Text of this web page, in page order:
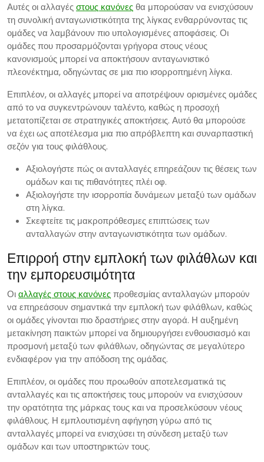
Αυτές οι αλλαγέςστους κανόνεςθα μπορούσαν να ενισχύσουν
τη συνολική ανταγωνιστικότητα της λίγκας ενθαρρύνοντας τις
ομάδες να λαμβάνουν πιο υπολογισμένες αποφάσεις. Οι
ομάδες που προσαρμόζονται γρήγορα στους νέους
κανονισμούς μπορεί να αποκτήσουν ανταγωνιστικό
πλεονέκτημα, οδηγώντας σε μια πιο ισορροπημένη λίγκα.
Επιπλέον, οι αλλαγές μπορεί να αποτρέψουν ορισμένες ομάδες
από το να συγκεντρώνουν ταλέντο, καθώς η προσοχή
μετατοπίζεται σε στρατηγικές αποκτήσεις. Αυτό θα μπορούσε
να έχει ως αποτέλεσμα μια πιο απρόβλεπτη και συναρπαστική
σεζόν για τους φιλάθλους.
Αξιολογήστε πώς οι ανταλλαγές επηρεάζουν τις θέσεις των
ομάδων και τις πιθανότητες πλέι οφ.
Αξιολογήστε την ισορροπία δυνάμεων μεταξύ των ομάδων
στη λίγκα.
Σκεφτείτε τις μακροπρόθεσμες επιπτώσεις των
ανταλλαγών στην ανταγωνιστικότητα των ομάδων.
Επιρροή στην εμπλοκή των φιλάθλων και
την εμπορευσιμότητα
Οιαλλαγές στους κανόνεςπροθεσμίας ανταλλαγών μπορούν
να επηρεάσουν σημαντικά την εμπλοκή των φιλάθλων, καθώς
οι ομάδες γίνονται πιο δραστήριες στην αγορά. Η αυξημένη
μετακίνηση παικτών μπορεί να δημιουργήσει ενθουσιασμό και
προσμονή μεταξύ των φιλάθλων, οδηγώντας σε μεγαλύτερο
ενδιαφέρον για την απόδοση της ομάδας.
Επιπλέον, οι ομάδες που προωθούν αποτελεσματικά τις
ανταλλαγές και τις αποκτήσεις τους μπορούν να ενισχύσουν
την ορατότητα της μάρκας τους και να προσελκύσουν νέους
φιλάθλους. Η εμπλουτισμένη αφήγηση γύρω από τις
ανταλλαγές μπορεί να ενισχύσει τη σύνδεση μεταξύ των
ομάδων και των υποστηρικτών τους.